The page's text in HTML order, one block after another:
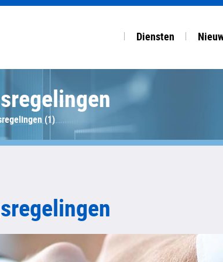
Diensten
COMPLEET
(1)